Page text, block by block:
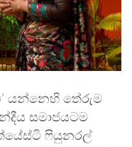
යන්නෙහි තේරුම
සමාජයටම
ෆියුනරල්